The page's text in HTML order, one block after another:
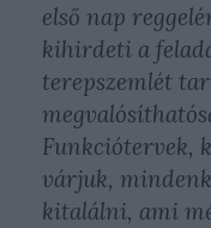
első nap
kihirdeti a
terepszemlét
Funkciótervek,
várjuk,
kitalálni, ami